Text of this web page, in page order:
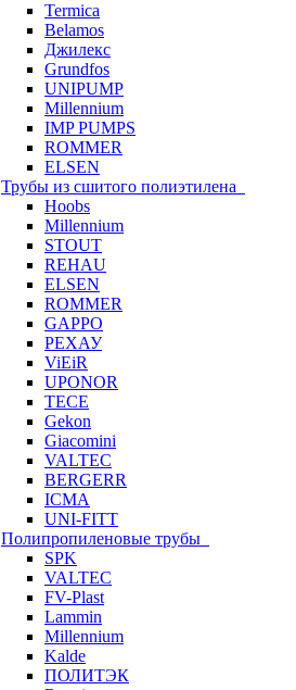
Termica
Belamos
Джилекс
Grundfos
UNIPUMP
Millennium
IMP PUMPS
ROMMER
ELSEN
Трубы из сшитого полиэтилена
Hoobs
Millennium
STOUT
REHAU
ELSEN
ROMMER
GAPPO
РЕХАУ
ViEiR
UPONOR
TECE
Gekon
Giacomini
VALTEC
BERGERR
ICMA
UNI-FITT
Полипропиленовые трубы
SPK
VALTEC
FV-Plast
Lammin
Millennium
Kalde
ПОЛИТЭК